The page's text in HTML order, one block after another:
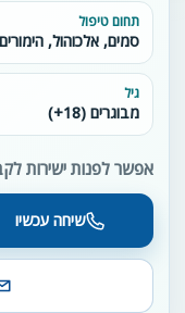
תחום טיפול
סמים, אלכוהול,
גיל
מבוגרים (18+)
אפשר לפנות ישירות
שיחה עכשיו